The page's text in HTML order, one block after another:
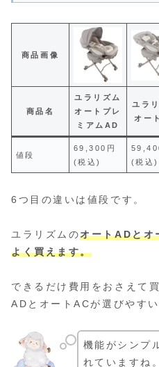
商品画像
商品名
ユラリズム
オートプレ
ミアムAD
ユラ
オー
値段
69,300円
(税込)
(税込)
6つ目の違いは値段です。
ユラリズムのオートADとオ
よく買えます。
できるだけ費用をおさえて
ADとオートACが選びやすい
機能がシンプ
れていますね。